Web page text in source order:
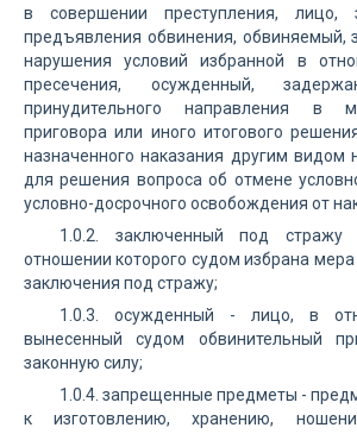
в совершении преступления, лицо,
предъявления обвинения, обвиняемый,
нарушения условий избранной в
пресечения, осужденный,
принудительного направления в
приговора или иного итогового
назначенного наказания другим видом
для решения вопроса об отмене
условно-досрочного освобождения от
1.0.2. заключенный под
отношении которого судом избрана
заключения под стражу;
1.0.3. осужденный - лицо, в
вынесенный судом обвинительный
законную силу;
1.0.4. запрещенные предметы -
к изготовлению, хранению,